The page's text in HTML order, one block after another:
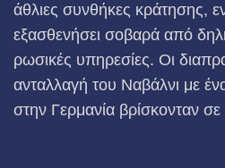
άθλιες συνθήκες κράτησης,
εξασθενήσει σοβαρά από
ρωσικές υπηρεσίες. Οι
ανταλλαγή του Ναβάλνι με
στην Γερμανία βρίσκονταν σε